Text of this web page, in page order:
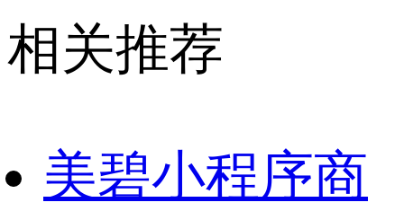
相关推荐
美碧小程序商